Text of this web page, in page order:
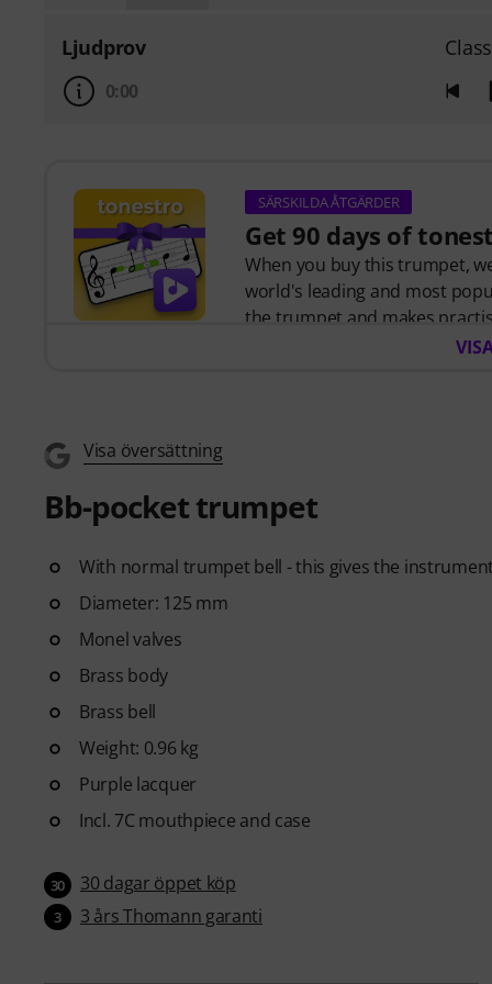
Ljudprov
0:00
SÄRSKILDA ÅTGÄRDER
Get 90 days of
When you buy this trumpet,
world's leading and most
the trumpet and makes
interactive step-by-step
Visa översättning
Bb-pocket trumpet
With normal trumpet bell - this gives the
Diameter: 125 mm
Monel valves
Brass body
Brass bell
Weight: 0.96 kg
Purple lacquer
Incl. 7C mouthpiece and case
30 30 dagar öppet köp
3 3 års Thomann garanti